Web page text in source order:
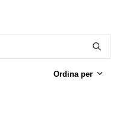
Ordina per